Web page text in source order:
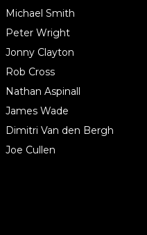
Michael Smith
Peter Wright
Jonny Clayton
Rob Cross
Nathan Aspinall
James Wade
Dimitri Van den Bergh
Joe Cullen